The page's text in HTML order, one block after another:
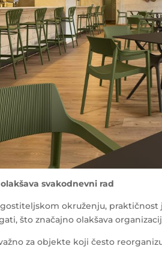
svakodnevni rad
okruženju, praktičnost
što značajno olakšava
za objekte koji često